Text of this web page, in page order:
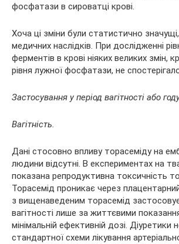
фосфатази в сироватці крові.
Хоча ці зміни були статистично
медичних наслідків. При дослідженні
ферментів в крові ніяких великих змін,
рівня лужної фосфатази, не
Застосування у період вагітності або
Вагітність.
Дані стосовно впливу торасеміду на
людини відсутні. В експериментах на
показана репродуктивна токсичність
Торасемід проникає через
з вищенаведеним торасемід
вагітності лише за життєвими
мінімальній ефективній дозі. Діуретики
стандартної схеми лікування